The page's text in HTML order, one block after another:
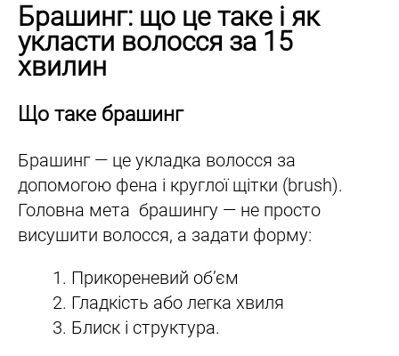
Брашинг: що це таке і як
укласти волосся за 15
хвилин
Що таке брашинг
Брашинг — це укладка волосся за
допомогою фена і круглої щітки (brush).
Головна мета брашингу — не просто
висушити волосся, а задати форму:
Прикореневий об’єм
Гладкість або легка хвиля
Блиск і структура.